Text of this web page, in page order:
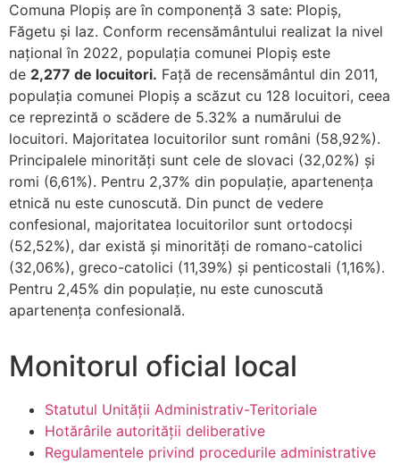
Comuna Plopiș are în componență 3 sate: Plopiș,
Făgetu și Iaz. Conform recensământului realizat la nivel
național în 2022, populația comunei Plopiș este
de 2,277 de locuitori. Față de recensământul din 2011,
populația comunei Plopiș a scăzut cu 128 locuitori, ceea
ce reprezintă o scădere de 5.32% a numărului de
locuitori. Majoritatea locuitorilor sunt români (58,92%).
Principalele minorități sunt cele de slovaci (32,02%) și
romi (6,61%). Pentru 2,37% din populație, apartenența
etnică nu este cunoscută. Din punct de vedere
confesional, majoritatea locuitorilor sunt ortodocși
(52,52%), dar există și minorități de romano-catolici
(32,06%), greco-catolici (11,39%) și penticostali (1,16%).
Pentru 2,45% din populație, nu este cunoscută
apartenența confesională.
Monitorul oficial local
Statutul Unității Administrativ-Teritoriale
Hotărârile autorității deliberative
Regulamentele privind procedurile administrative